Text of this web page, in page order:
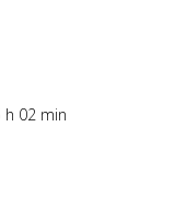
h 02 min